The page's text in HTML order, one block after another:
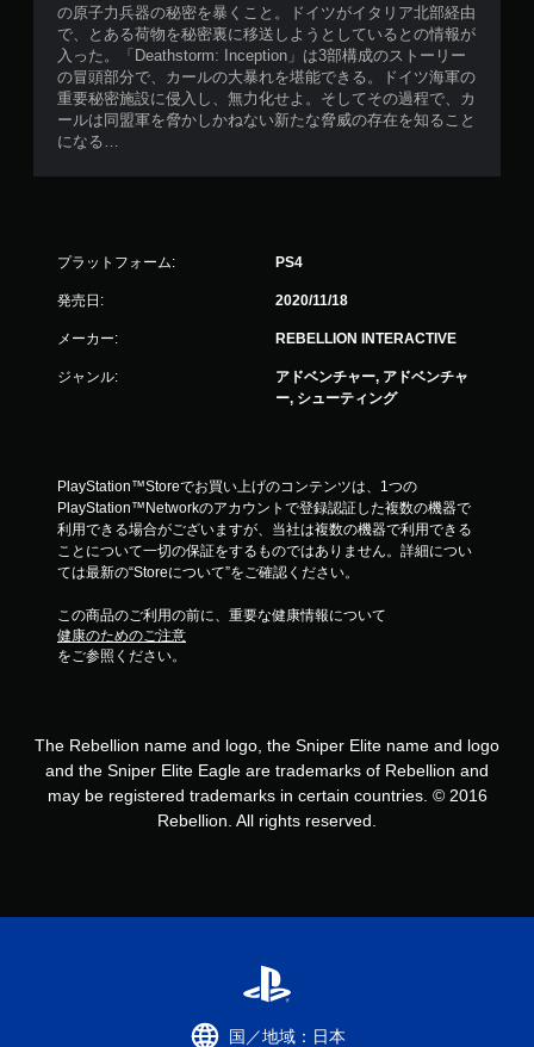
の原子力兵器の秘密を暴くこと。ドイツがイタリア北部経由
で、とある荷物を秘密裏に移送しようとしているとの情報が
入った。「Deathstorm: Inception」は3部構成のストーリー
の冒頭部分で、カールの大暴れを堪能できる。ドイツ海軍の
重要秘密施設に侵入し、無力化せよ。そしてその過程で、カ
ールは同盟軍を脅かしかねない新たな脅威の存在を知ること
になる…
プラットフォーム: PS4
発売日: 2020/11/18
メーカー: REBELLION INTERACTIVE
ジャンル:
アドベンチャー, アドベンチャ
ー, シューティング
PlayStation™Storeでお買い上げのコンテンツは、1つの
PlayStation™Networkのアカウントで登録認証した複数の機器で
利用できる場合がございますが、当社は複数の機器で利用できる
ことについて一切の保証をするものではありません。詳細につい
ては最新の“Storeについて”をご確認ください。
この商品のご利用の前に、重要な健康情報について
健康のためのご注意
をご参照ください。
The Rebellion name and logo, the Sniper Elite name and logo
and the Sniper Elite Eagle are trademarks of Rebellion and
may be registered trademarks in certain countries. © 2016
Rebellion. All rights reserved.
国／地域：日本